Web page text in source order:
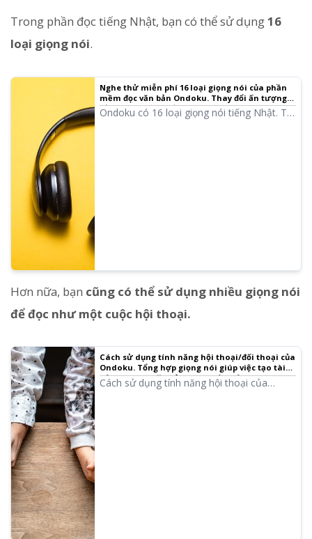
Trong phần đọc tiếng Nhật, bạn có thể sử dụng16
loại giọng nói.
Nghe thử miễn phí 16 loại giọng nói của phần
mềm đọc văn bản Ondoku. Thay đổi ấn tượng
bằng cách điều chỉnh cao độ
Ondoku có 16 loại giọng nói tiếng Nhật. Tất
Hơn nữa, bạn cũng có thể sử dụng nhiều giọng nói
để đọc như một cuộc hội thoại.
Cách sử dụng tính năng hội thoại/đối thoại của
Ondoku. Tổng hợp giọng nói giúp việc tạo tài
liệu nghe và văn bản dài thuận tiện hơn!
Cách sử dụng tính năng hội thoại của